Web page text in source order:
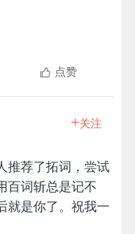
点赞
+关注
推荐了拓词，尝试
百词斩总是记不
就是你了。祝我一